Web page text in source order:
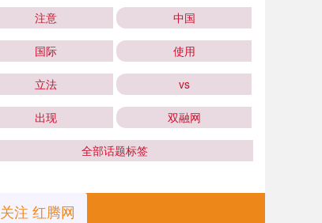
注意 中国
国际 使用
立法 vs
出现 双融网
全部话题标签
关注 红腾网